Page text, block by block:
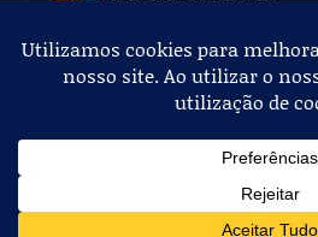
Jornal de Albergaria,2026© Todos
Estatuto
Ficha Técnica Contactos